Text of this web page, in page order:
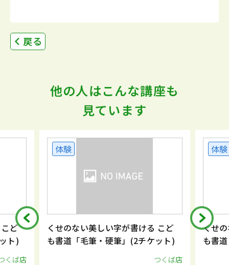
戻る
他の人はこんな講座も
見ています
ど
ト)
くば店
体験
くせのない美しい字が書ける こど
も書道「毛筆・硬筆」(2チケット)
つくば店
体験
くせ
も書